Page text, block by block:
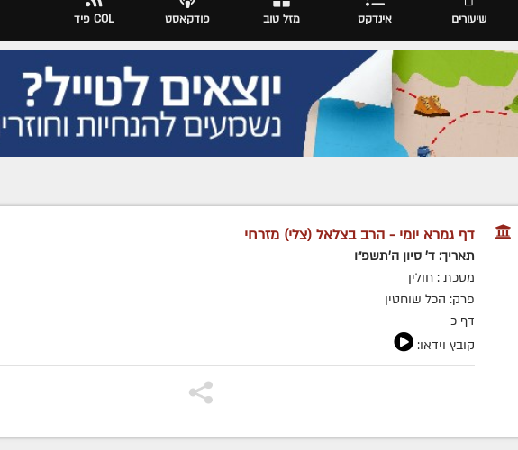
שיעורים אינדקס מזל טוב פודקאסט COL פיד
דף גמרא יומי - הרב בצלאל (צלי) מזרחי
תאריך: ד' סיון ה׳תשפ״ו
מסכת : חולין
פרק: הכל שוחטין
דף כ
קובץ וידאו: